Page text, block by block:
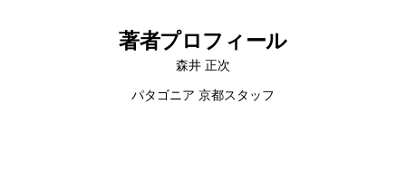
著者プロフィール
森井 正次
パタゴニア 京都スタッフ